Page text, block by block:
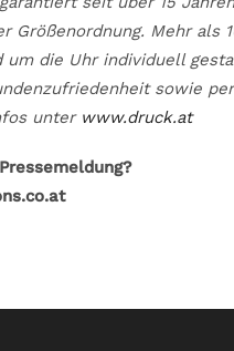
Größenordnung. Mehr als
die Uhr individuell
sowie
unter www.druck.at